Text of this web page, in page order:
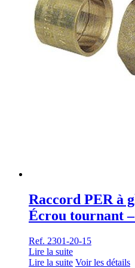
Raccord PER à
Écrou tournant
Ref. 2301-20-15
Lire la suite
Lire la suite Voir les détails